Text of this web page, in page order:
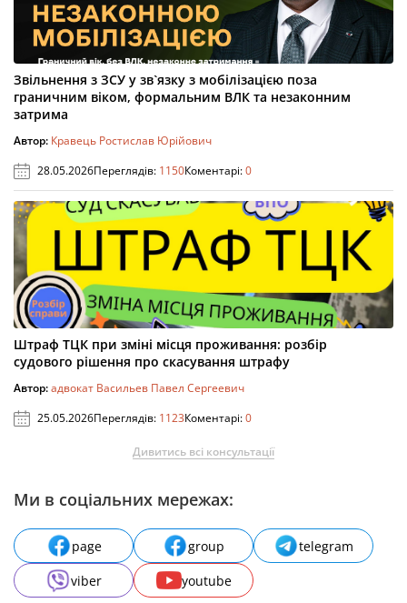
Звільнення з ЗСУ у зв`язку з мобілізацією поза
граничним віком, формальним ВЛК та незаконним
затрима
Автор: Кравець Ростислав Юрійович
28.05.2026Переглядів: 1150Коментарі:0
Штраф ТЦК при зміні місця проживання: розбір
судового рішення про скасування штрафу
Автор:адвокат Васильев Павел Сергеевич
25.05.2026Переглядів: 1123Коментарі:0
Дивитись всі консультації
Ми в соціальних мережах:
page group
telegram
viber
youtube